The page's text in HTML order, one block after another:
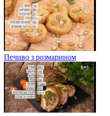
Печиво з розмарином